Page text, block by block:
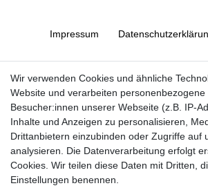
Impressum
Barrierefreiheitserklärung
Vertrag widerrufen
Jetzt anmelden und auf
Wir verwenden Cookies und ähnliche
Website und verarbeiten personenbezogene
Besucher:innen unserer Webseite (z.B. IP-
Inhalte und Anzeigen zu personalisieren,
Drittanbietern einzubinden oder Zugriffe auf
analysieren. Die Datenverarbeitung erfolgt
Cookies. Wir teilen diese Daten mit Dritten,
Einstellungen benennen.